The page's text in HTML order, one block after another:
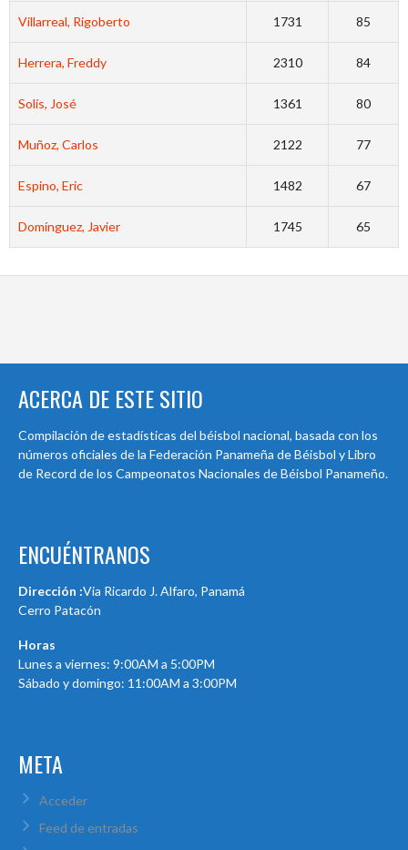
Villarreal, Rigoberto 1731 85
Herrera, Freddy 2310 84
Solís, José 1361 80
Muñoz, Carlos 2122 77
Espino, Eric 1482 67
Domínguez, Javier 1745 65
ACERCA DE ESTE SITIO
Compilación de estadísticas del béisbol nacional, basada con los
números oficiales de la Federación Panameña de Béisbol y Libro
de Record de los Campeonatos Nacionales de Béisbol Panameño.
ENCUÉNTRANOS
Dirección :Via Ricardo J. Alfaro, Panamá
Cerro Patacón
Horas
Lunes a viernes: 9:00AM a 5:00PM
Sábado y domingo: 11:00AM a 3:00PM
META
Acceder
Feed de entradas